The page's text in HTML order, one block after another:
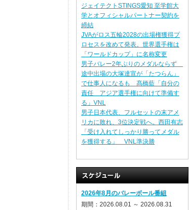
ジェイテクトSTINGS愛知 至学館大
学とオフィシャルパートナー契約を
締結
JVAがロス五輪2028の出場権獲得プ
ロセスを改めて発表。世界選手権は
「ワールドカップ」に名称変更
男子バレー2年ぶりのメダルならず
途中出場の大塚達宣が「たつらん」
で仕事人になるも 髙橋藍「自分の
責任 アジア選手権に向けて準備す
る」VNL
男子日本代表、フルセットの末アメ
リカに敗れ、3位決定戦へ。西田有志
「受け入れてしっかり勝ってメダル
を獲得する」 VNL準決勝
2026年8月のバレーボール番組
期間：2026.08.01 ～ 2026.08.31